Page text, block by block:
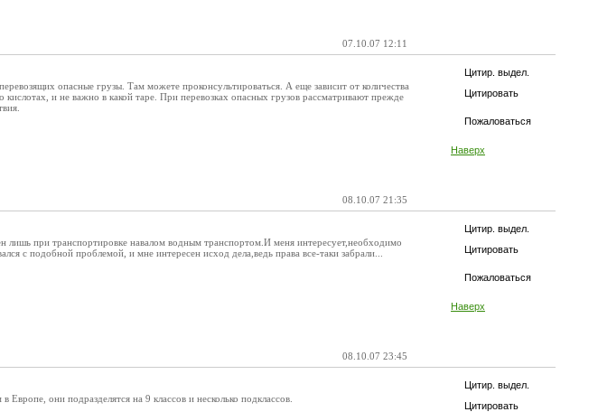
07.10.07 12:11
Цитир. выдел.
Цитировать
Пожаловаться
Наверх
опасные грузы. Там можете проконсультироваться. А еще зависит от количества
и не важно в какой таре. При перевозках опасных грузов рассматривают прежде
08.10.07 21:35
Цитир. выдел.
Цитировать
Пожаловаться
Наверх
лишь при транспортировке навалом водным транспортом.И меня интересует,необходимо
с подобной проблемой, и мне интересен исход дела,ведь права все-таки забрали...
08.10.07 23:45
Цитир. выдел.
Цитировать
они подразделятся на 9 классов и несколько подклассов.